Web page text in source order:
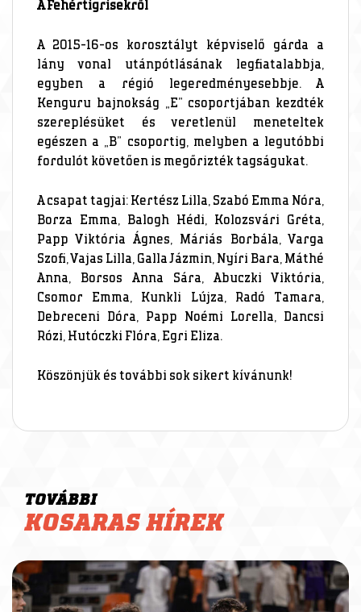
A Fehértigrisekről
A 2015-16-os korosztályt képviselő gárda a
lány vonal utánpótlásának legfiatalabbja,
egyben a régió legeredményesebbje. A
Kenguru bajnokság „E” csoportjában kezdték
szereplésüket és veretlenül meneteltek
egészen a „B” csoportig, melyben a legutóbbi
fordulót követően is megőrizték tagságukat.
A csapat tagjai: Kertész Lilla, Szabó Emma Nóra,
Borza Emma, Balogh Hédi, Kolozsvári Gréta,
Papp Viktória Ágnes, Máriás Borbála, Varga
Szofi, Vajas Lilla, Galla Jázmin, Nyíri Bara, Máthé
Anna, Borsos Anna Sára, Abuczki Viktória,
Csomor Emma, Kunkli Lújza, Radó Tamara,
Debreceni Dóra, Papp Noémi Lorella, Dancsi
Rózi, Hutóczki Flóra, Egri Eliza.
Köszönjük és további sok sikert kívánunk!
TOVÁBBI
KOSARAS HÍREK